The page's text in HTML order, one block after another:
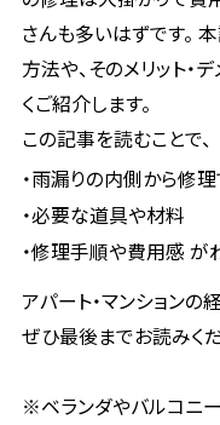
さんも多いはずです。
方法や、そのメリット・
くご紹介します。
この記事を読むことで、
・雨漏りの内側から修
・必要な道具や材料
・修理手順や費用感 が
アパート・マンション
ぜひ最後までお読みくだ
※ベランダやバルコニ